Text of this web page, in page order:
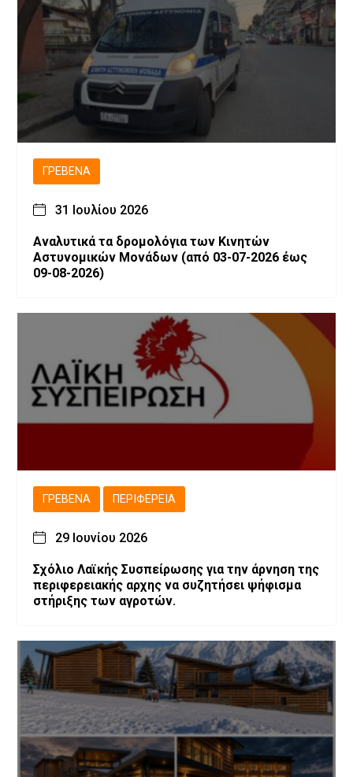
ΓΡΕΒΕΝΆ
31 Ιουλίου 2026
Αναλυτικά τα δρομολόγια των Κινητών
Αστυνομικών Μονάδων (από 03-07-2026 έως
09-08-2026)
ΓΡΕΒΕΝΆ ΠΕΡΙΦΈΡΕΙΑ
29 Ιουνίου 2026
Σχόλιο Λαϊκής Συσπείρωσης για την άρνηση της
περιφερειακής αρχης να συζητήσει ψήφισμα
στήριξης των αγροτών.